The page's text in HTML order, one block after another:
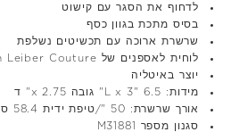
לדחוף את הסגר עם קישוט
בסיס מתכת בגוון כסף
שרשרת ארוכה עם תכשיטים נשלפת
לוחית לאספנים של Judith Leiber Couture
יוצר באיטליה
מידות: 6.5 "L x 3" גובה x 2.75" ד
אורך שרשרת: 50 "/טיפת ידית 58.4 ס"מ
סגנון מספר M31881